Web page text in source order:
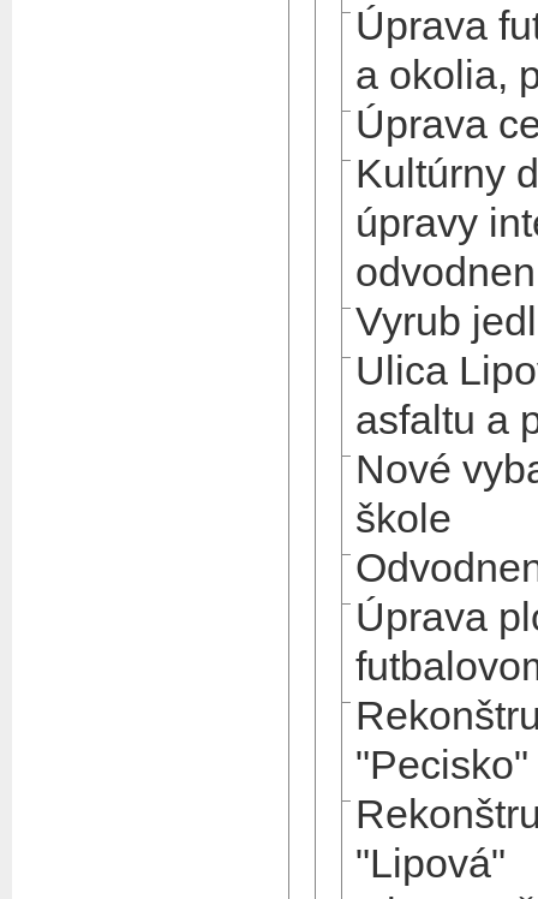
Úprava
a okolia,
Úprava
Kultúrny
úpravy
Vyrub
Ulica
asfaltu a
Nové
škole
Úprava
"Pecisko"
"Lipová"